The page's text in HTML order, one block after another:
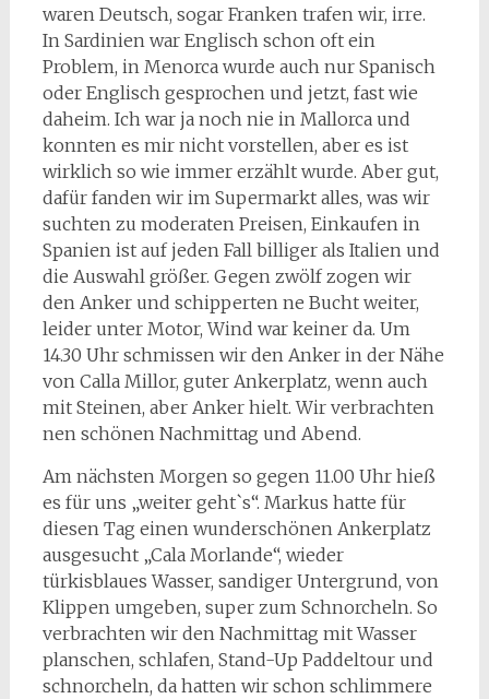
waren Deutsch, sogar Franken trafen wir, irre.
In Sardinien war Englisch schon oft ein
Problem, in Menorca wurde auch nur Spanisch
oder Englisch gesprochen und jetzt, fast wie
daheim. Ich war ja noch nie in Mallorca und
konnten es mir nicht vorstellen, aber es ist
wirklich so wie immer erzählt wurde. Aber gut,
dafür fanden wir im Supermarkt alles, was wir
suchten zu moderaten Preisen, Einkaufen in
Spanien ist auf jeden Fall billiger als Italien und
die Auswahl größer. Gegen zwölf zogen wir
den Anker und schipperten ne Bucht weiter,
leider unter Motor, Wind war keiner da. Um
14.30 Uhr schmissen wir den Anker in der Nähe
von Calla Millor, guter Ankerplatz, wenn auch
mit Steinen, aber Anker hielt. Wir verbrachten
nen schönen Nachmittag und Abend.
Am nächsten Morgen so gegen 11.00 Uhr hieß
es für uns „weiter geht`s“. Markus hatte für
diesen Tag einen wunderschönen Ankerplatz
ausgesucht „Cala Morlande“, wieder
türkisblaues Wasser, sandiger Untergrund, von
Klippen umgeben, super zum Schnorcheln. So
verbrachten wir den Nachmittag mit Wasser
planschen, schlafen, Stand-Up Paddeltour und
schnorcheln, da hatten wir schon schlimmere